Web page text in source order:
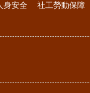
身安全 社工勞動保障